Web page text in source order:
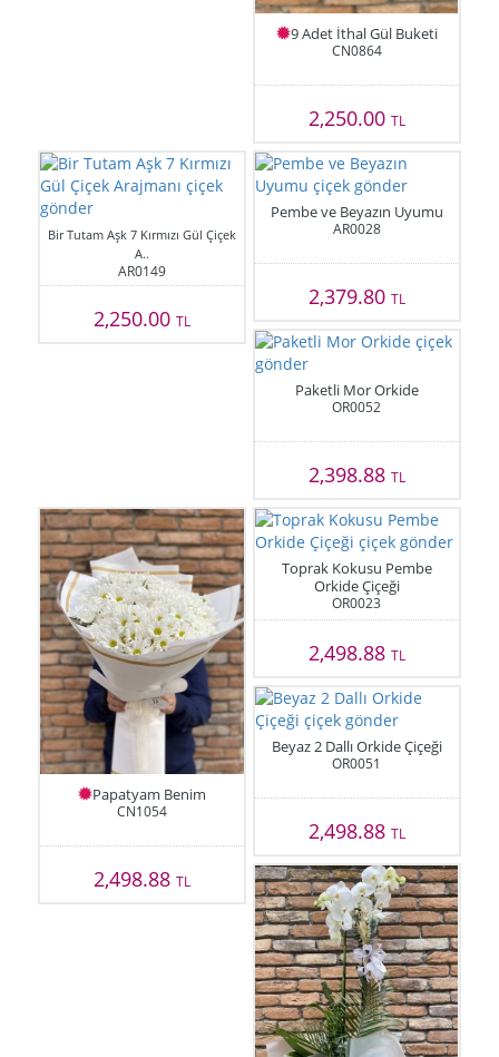
9 Adet İthal Gül Buketi
CN0864
2,250.00 TL
Bir Tutam Aşk 7 Kırmızı Gül Çiçek
A..
AR0149
2,250.00TL
Pembe ve Beyazın Uyumu
AR0028
2,379.80 TL
Paketli Mor Orkide
OR0052
2,398.88 TL
Papatyam Benim
CN1054
2,498.88TL
Toprak Kokusu Pembe
Orkide Çiçeği
OR0023
2,498.88 TL
Beyaz 2 Dallı Orkide Çiçeği
OR0051
2,498.88 TL